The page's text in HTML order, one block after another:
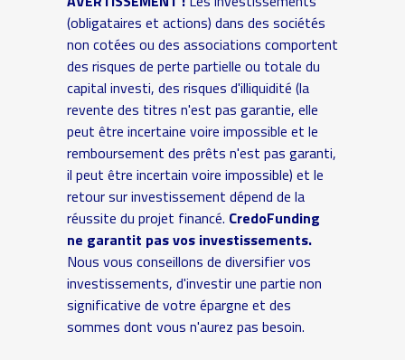
(obligataires et actions) dans des sociétés
non cotées ou des associations comportent
des risques de perte partielle ou totale du
capital investi, des risques d'illiquidité (la
revente des titres n'est pas garantie, elle
peut être incertaine voire impossible et le
remboursement des prêts n'est pas garanti,
il peut être incertain voire impossible) et le
retour sur investissement dépend de la
réussite du projet financé. CredoFunding
ne garantit pas vos investissements.
Nous vous conseillons de diversifier vos
investissements, d'investir une partie non
significative de votre épargne et des
sommes dont vous n'aurez pas besoin.